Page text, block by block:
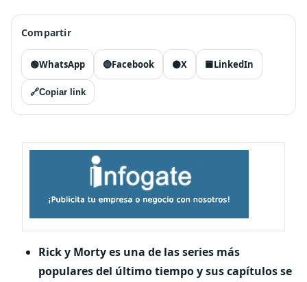
Compartir
🟢WhatsApp 🔵Facebook ⚫X 🟦LinkedIn
🔗Copiar link
Rick y Morty es una de las series más
populares del último tiempo y sus capítulos se